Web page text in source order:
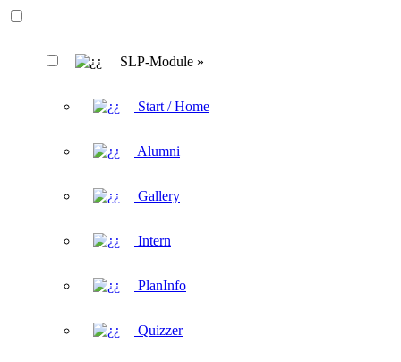
SLP-Module »
Start / Home
Alumni
Gallery
Intern
PlanInfo
Quizzer